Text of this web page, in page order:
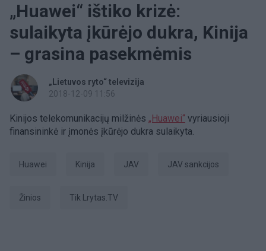
„Huawei“ ištiko krizė:
sulaikyta įkūrėjo dukra, Kinija
– grasina pasekmėmis
„Lietuvos ryto“ televizija
2018-12-09 11:56
Kinijos telekomunikacijų milžinės „Huawei“ vyriausioji
finansininkė ir įmonės įkūrėjo dukra sulaikyta.
Huawei Kinija JAV JAV sankcijos
Žinios tik Lrytas.TV